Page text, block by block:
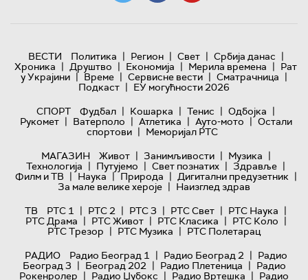
ВЕСТИ Политика | Регион | Свет | Србија данас |
Хроника | Друштво | Економија | Мерила времена | Рат
у Украјини | Време | Сервисне вести | Сматрачница |
Подкаст | ЕУ могућности 2026
СПОРТ
Фудбал | Кошарка | Тенис | Одбојка |
Рукомет | Ватерполо | Атлетика | Ауто-мото | Остали
спортови | Меморијал РТС
МАГАЗИН
Живот | Занимљивости | Музика |
Технологијa | Путујемо | Свет познатих | Здравље |
Филм и ТВ | Наука | Природа | Дигитални предузетник |
За мале велике хероје | Наизглед здрав
ТВ
РТС 1 | РТС 2 | РТС 3 | РТС Свет | РТС Наука |
РТС Драма | РТС Живот | РТС Класика | РТС Коло |
РТС Трезор | РТС Музика | РТС Полетарац
РАДИО
Радио Београд 1 | Радио Београд 2 | Радио
Београд 3 | Београд 202 | Радио Плетеница | Радио
Рокенролер | Радио Џубокс | Радио Вртешка | Радио